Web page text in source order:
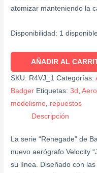
atomizar manteniendo la
Disponibilidad: 1
AÑADIR AL
SKU: R4VJ_1 Categorías:
Badger Etiquetas:3d ,
modelismo repuestos
Descripción
La serie “Renegade” de
nuevo aerógrafo Velocity
su línea. Diseñado con